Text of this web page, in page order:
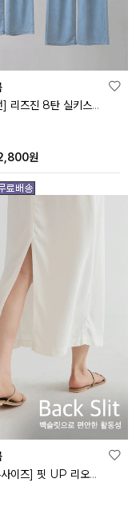
[여름버전] 리즈진 8탄 실키스판 와이드 아이스 데님 팬츠
원
[2기장/4사이즈] 핏 UP 리오셀 스판 스커트